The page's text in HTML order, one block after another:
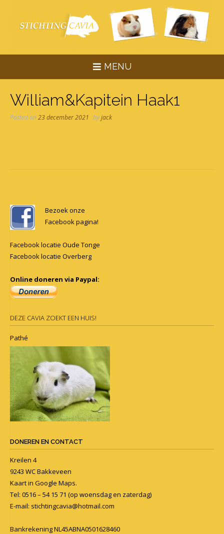
content
MENU
William&Kapitein Haak1
Posted on23 december 2021 byjack
navigation
Bezoek onze
Facebook pagina!
Facebook locatie Oude Tonge
Facebook locatie Overberg
Online doneren via Paypal:
DEZE CAVIA ZOEKT EEN HUIS!
Pathé
DONEREN EN CONTACT
Kreilen 4
9243 WC Bakkeveen
Kaart in Google Maps.
Tel: 0516 – 54 15 71 (op woensdag en zaterdag)
E-mail: stichtingcavia@hotmail.com
Bankrekening NL45ABNA0501628460